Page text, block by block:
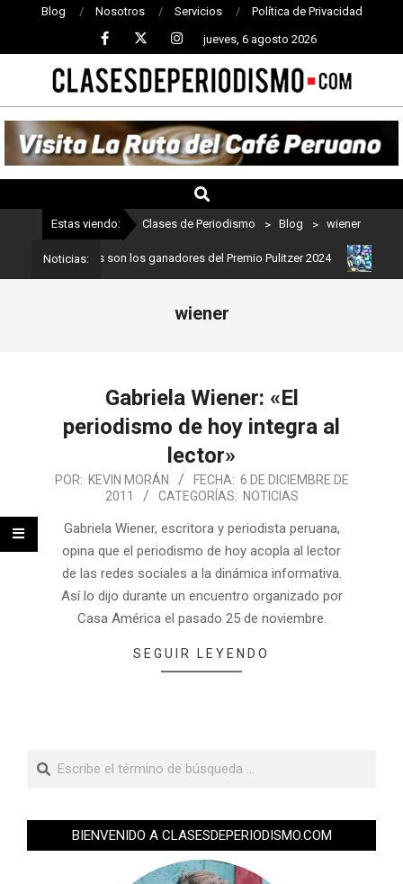
Blog Nosotros Servicios Política de Privacidad
jueves, 6 agosto 2026
CLASES
DE
PERIODISMO
Estas viendo: Clases de Periodismo > Blog > wiener
Noticias:
Estos son los ganadores del Premio Pulitzer 2024
wiener
Gabriela Wiener: «El
periodismo de hoy integra al
lector»
POR: KEVIN MORÁN FECHA: 6 DE DICIEMBRE DE
2011
CATEGORÍAS: NOTICIAS
Gabriela Wiener, escritora y periodista peruana,
opina que el periodismo de hoy acopla al lector
de las redes sociales a la dinámica informativa.
Así lo dijo durante un encuentro organizado por
Casa América el pasado 25 de noviembre.
SEGUIR LEYENDO
BIENVENIDO A CLASESDEPERIODISMO.COM